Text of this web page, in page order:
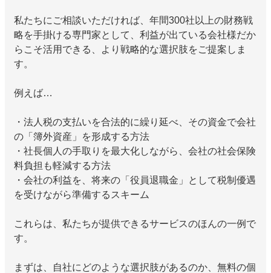
私たちにご相談いただければ、年間300社以上の財務戦
略を手掛ける専門家として、利益が出ている会社様だか
らこそ活用できる、より戦略的な選択肢をご提案しま
す。
例えば…
・法人税の支払いを合法的に繰り延べ、その資金で会社
の「簿外資産」を形成する方法
・社長個人の手取りを最大化しながら、会社の社会保険
料負担も軽減する方法
・会社の利益を、将来の「役員退職金」として税制優遇
を受けながら準備するスキーム
これらは、私たちが提供できるサービスのほんの一例で
す。
まずは、自社にどのような選択肢があるのか、無料の個